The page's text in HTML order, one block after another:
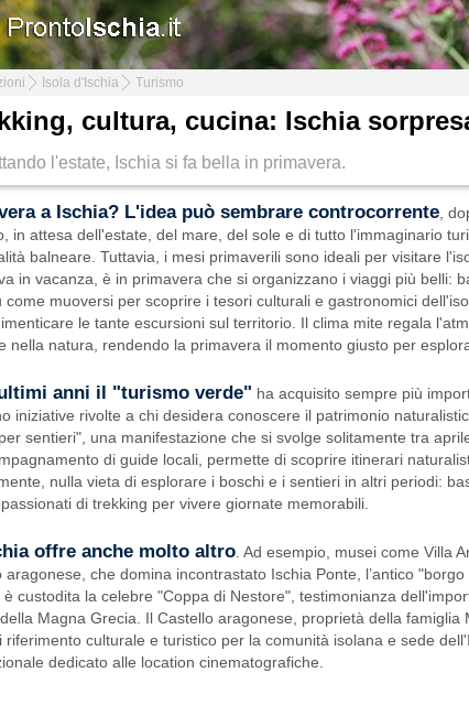
Isola d'Ischia Turismo
cultura, cucina: Ischia
l'estate, Ischia si fa bella in primavera.
a Ischia? L'idea può sembrare controcorrente ,
in attesa dell'estate, del mare, del sole e di tutto l'immaginario
balneare. Tuttavia, i mesi primaverili sono ideali per visitare
in vacanza, è in primavera che si organizzano i viaggi più belli:
come muoversi per scoprire i tesori culturali e gastronomici
le tante escursioni sul territorio. Il clima mite regala
nella natura, rendendo la primavera il momento giusto per
anni il "turismo verde" ha acquisito sempre più
iniziative rivolte a chi desidera conoscere il patrimonio
sentieri", una manifestazione che si svolge solitamente tra
di guide locali, permette di scoprire itinerari
nulla vieta di esplorare i boschi e i sentieri in altri periodi:
di trekking per vivere giornate memorabili.
offre anche molto altro . Ad esempio, musei come Villa
aragonese, che domina incontrastato Ischia Ponte, l’antico
è custodita la celebre "Coppa di Nestore", testimonianza
Magna Grecia. Il Castello aragonese, proprietà della famiglia
riferimento culturale e turistico per la comunità isolana e sede
dedicato alle location cinematografiche.